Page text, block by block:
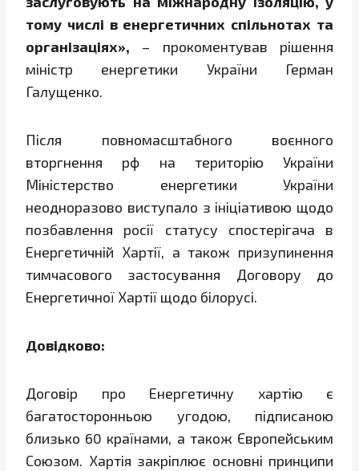
тому числі в енергетичних спільнотах та
організаціях», – прокоментував рішення
міністр енергетики України Герман
Галущенко.
Після повномасштабного воєнного
вторгнення рф на територію України
Міністерство енергетики України
неодноразово виступало з ініціативою щодо
позбавлення росії статусу спостерігача в
Енергетичній Хартії, а також призупинення
тимчасового застосування Договору до
Енергетичної Хартії щодо білорусі.
Довідково:
Договір про Енергетичну хартію є
багатосторонньою угодою, підписаною
близько 60 країнами, а також Європейським
Союзом. Хартія закріплює основні принципи